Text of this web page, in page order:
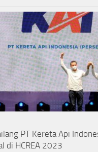
PT Kereta Api
di HCREA 2023